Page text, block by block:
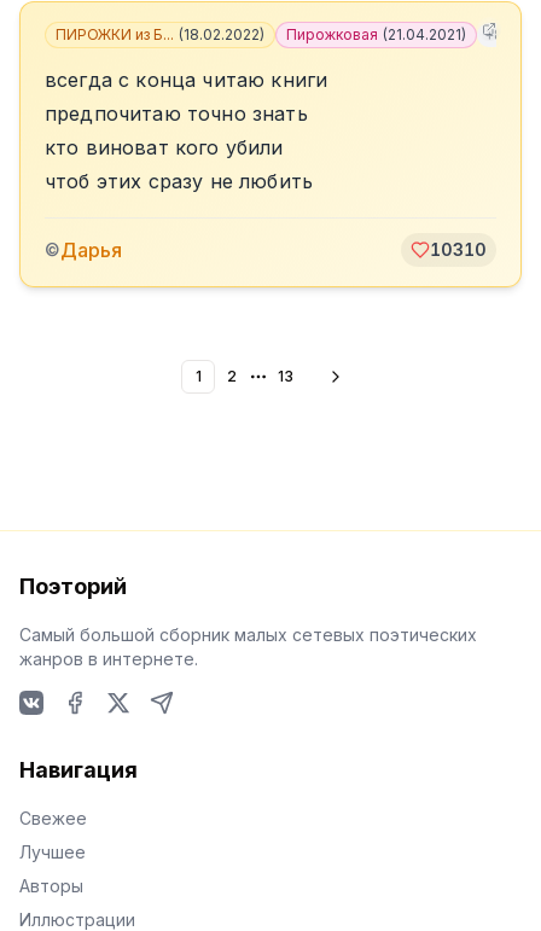
ПИРОЖКИ из Б... (18.02.2022) Пирожковая (21.04.2021) +8
всегда с конца читаю книги
предпочитаю точно знать
кто виноват кого убили
чтоб этих сразу не любить
©Дарья 10310
1 2 More pages
13
Поэторий
Самый большой сборник малых сетевых поэтических
жанров в интернете.
Навигация
Свежее
Лучшее
Авторы
Иллюстрации